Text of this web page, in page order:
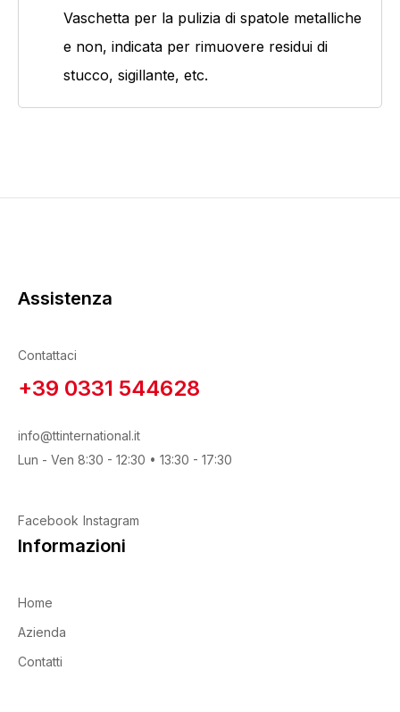
Prodotto Confezione
Prodotto Granulo
Prodotto Supporto
Vaschetta per la pulizia di spatole metalliche
e non, indicata per rimuovere residui di
stucco, sigillante, etc.
Assistenza
Contattaci
+39 0331 544628
info@ttinternational.it
Lun - Ven 8:30 - 12:30 • 13:30 - 17:30
Facebook Instagram
Informazioni
Home
Azienda
Contatti